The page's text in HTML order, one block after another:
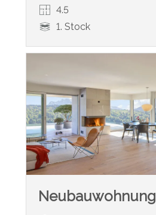
4.5
1. Stock
Neubauwohnung